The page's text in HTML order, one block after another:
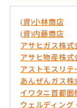
(資)小林商店
(資)内藤商店
アサヒガス株式
アサヒ物産株式
アストモスリ
あんぜんガス株
イワタニ首都
ウェルディン